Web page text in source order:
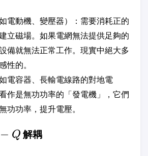
如電動機、變壓器）：需要消耗正的
立磁場。如果電網無法提供足夠的
備就無法正常工作。現實中絕大多
性的。
電容器、長輸電線路的對地電
作是無功功率的「發電機」，它們
功功率，提升電壓。
− Q 解耦